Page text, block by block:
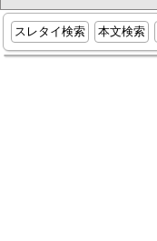
スレタイ検索 本文検索